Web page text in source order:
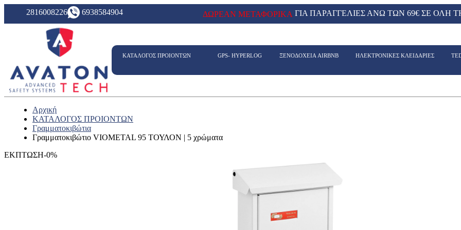
2816008226 6938584904 ΔΩΡΕΑΝ ΜΕΤΑΦΟΡΙΚΑ ΓΙΑ ΠΑΡΑΓΓΕΛΙΕΣ ΑΝΩ ΤΩΝ 69€ ΣΕ ΟΛΗ
ΚΑΤΑΛΟΓΟΣ ΠΡΟΙΟΝΤΩΝ GPS- HYPERLOG ΞΕΝΟΔΟΧΕΙΑ AIRBNB ΗΛΕΚΤΡΟΝΙΚΕΣ ΚΛΕΙΔΑΡΙΕΣ
Αρχική
ΚΑΤΑΛΟΓΟΣ ΠΡΟΙΟΝΤΩΝ
Γραμματοκιβώτια
Γραμματοκιβώτιο VIOMETAL 95 ΤΟΥΛΟΝ | 5 χρώματα
ΕΚΠΤΩΣΗ-0%